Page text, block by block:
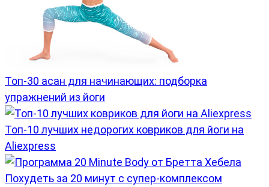
Топ-30 асан для начинающих: подборка
упражнений из йоги
Топ-10 лучших недорогих ковриков для йоги на
Aliexpress
Похудеть за 20 минут с супер-комплексом